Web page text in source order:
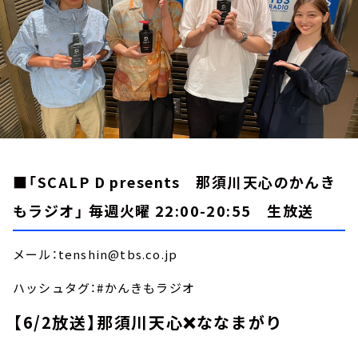
■「SCALP D presents 那須川天心のかんき
もラジオ」 毎週火曜 22:00-20:55 生放送
メール：tenshin@tbs.co.jp
ハッシュタグ：#かんきもラジオ
【6/2放送】那須川天心❌ななまがり